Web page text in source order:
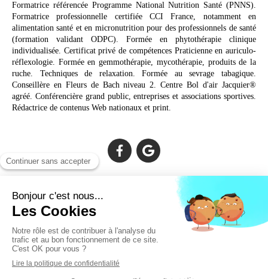
Formatrice référencée Programme National Nutrition Santé (PNNS).
Formatrice professionnelle certifiée CCI France, notamment en
alimentation santé et en micronutrition pour des professionnels de santé
(formation validant ODPC). Formée en phytothérapie clinique
individualisée. Certificat privé de compétences Praticienne en auriculo-
réflexologie. Formée en gemmothérapie, mycothérapie, produits de la
ruche. Techniques de relaxation. Formée au sevrage tabagique.
Conseillère en Fleurs de Bach niveau 2. Centre Bol d'air Jacquier®
agréé. Conférencière grand public, entreprises et associations sportives.
Rédactrice de contenus Web nationaux et print.
Cabinet facilement accessible depuis :
Lechiagat, Treffiagat, Lesconil, Loctudy, Plobannalec, Fouesnant,
Plomeur, Pont L'Abbé, Quimper, Bénodet, Concarneau,
Douarnenez, Crozon, Rosporden, Pont-Aven, Brest, Landerneau